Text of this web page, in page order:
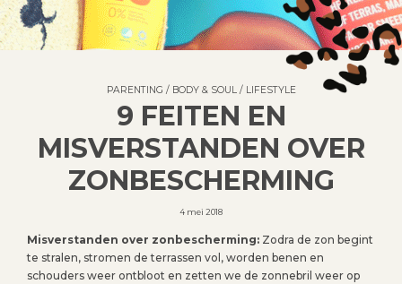
PARENTING / BODY & SOUL/ LIFESTYLE
9 FEITEN EN
MISVERSTANDEN OVER
ZONBESCHERMING
4 mei 2018
Misverstanden over zonbescherming: Zodra de zon begint
te stralen, stromen de terrassen vol, worden benen en
schouders weer ontbloot en zetten we de zonnebril weer op